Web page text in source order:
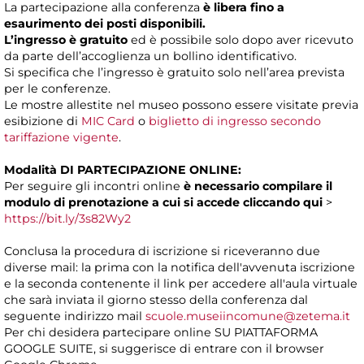
La partecipazione alla conferenza è libera fino a
esaurimento dei posti disponibili.
L’ingresso è gratuito ed è possibile solo dopo aver ricevuto
da parte dell’accoglienza un bollino identificativo.
Si specifica che l’ingresso è gratuito solo nell’area prevista
per le conferenze.
Le mostre allestite nel museo possono essere visitate previa
esibizione di MIC Card o biglietto di ingresso secondo
tariffazione vigente.
Modalità DI PARTECIPAZIONE ONLINE:
Per seguire gli incontri online è necessario compilare il
modulo di prenotazione a cui si accede cliccando qui >
https://bit.ly/3s82Wy2
Conclusa la procedura di iscrizione si riceveranno due
diverse mail: la prima con la notifica dell'avvenuta iscrizione
e la seconda contenente il link per accedere all'aula virtuale
che sarà inviata il giorno stesso della conferenza dal
seguente indirizzo mail scuole.museiincomune@zetema.it
Per chi desidera partecipare online SU PIATTAFORMA
GOOGLE SUITE, si suggerisce di entrare con il browser